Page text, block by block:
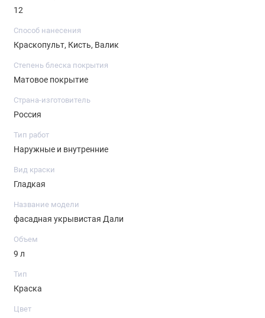
12
Способ нанесения
Краскопульт, Кисть, Валик
Степень блеска покрытия
Матовое покрытие
Страна-изготовитель
Россия
Тип работ
Наружные и внутренние
Вид краски
Гладкая
Название модели
фасадная укрывистая Дали
Объем
9 л
Тип
Краска
Цвет